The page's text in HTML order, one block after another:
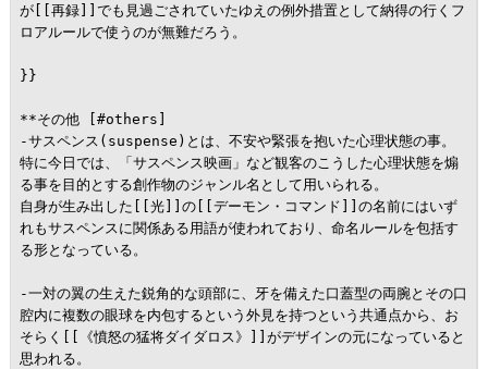
が[[再録]]でも見過ごされていたゆえの例外措置として納得の行くフ
ロアルールで使うのが無難だろう。
}}
**その他 [#others]
-サスペンス(suspense)とは、不安や緊張を抱いた心理状態の事。
特に今日では、「サスペンス映画」など観客のこうした心理状態を煽
る事を目的とする創作物のジャンル名として用いられる。
自身が生み出した[[光]]の[[デーモン・コマンド]]の名前にはいず
れもサスペンスに関係ある用語が使われており、命名ルールを包括す
る形となっている。
-一対の翼の生えた鋭角的な頭部に、牙を備えた口蓋型の両腕とその口
腔内に複数の眼球を内包するという外見を持つという共通点から、お
そらく[[《憤怒の猛将ダイダロス》]]がデザインの元になっていると
思われる。